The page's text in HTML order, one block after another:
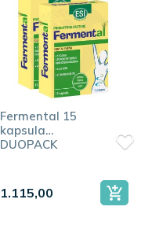
Fermental 15
kapsula
DUOPACK
1.115,00